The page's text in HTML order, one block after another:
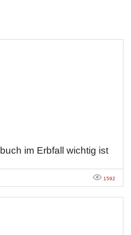
im Erbfall wichtig ist
1592